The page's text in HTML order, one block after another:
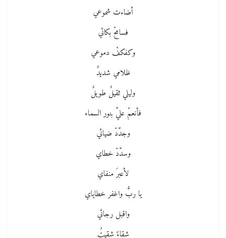
أضاءت شموعي
فسامحْ بكائي
وكفكفْ دموعي
ظلامي شديدٌ
وليلي ثقيلٌ طويلٌ
فأنعمْ عليّ بنور السماء
وجدّدْ ضيائي
وسدّدْ خطاي
لأعبرَ منفاي
يا ربُّ واغفر خطاياي
واقبل رجائي
شقاءً شقيتُ